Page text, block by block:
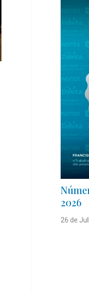
2026
26 de